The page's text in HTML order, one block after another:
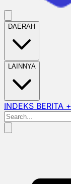
DAERAH
LAINNYA
INDEKS BERITA +